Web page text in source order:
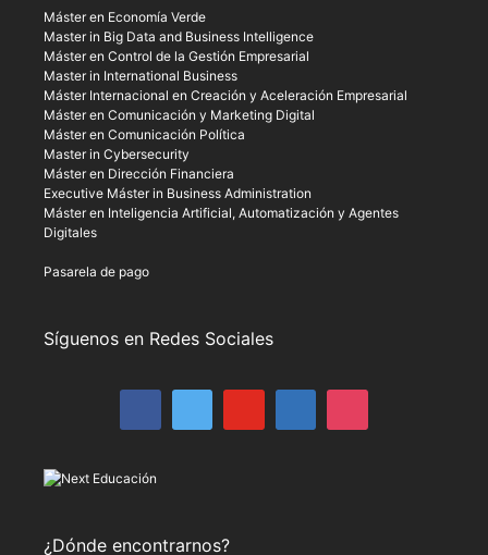
Máster en Economía Verde
Master in Big Data and Business Intelligence
Máster en Control de la Gestión Empresarial
Master in International Business
Máster Internacional en Creación y Aceleración Empresarial
Máster en Comunicación y Marketing Digital
Máster en Comunicación Política
Master in Cybersecurity
Máster en Dirección Financiera
Executive Máster in Business Administration
Máster en Inteligencia Artificial, Automatización y Agentes
Digitales
Pasarela de pago
Síguenos en Redes Sociales
¿Dónde encontrarnos?